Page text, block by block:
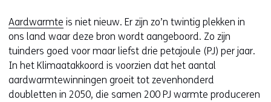
Aardwarmte is niet nieuw. Er zijn zo’n twintig plekken in
ons land waar deze bron wordt aangeboord. Zo zijn
tuinders goed voor maar liefst drie petajoule (PJ) per jaar.
In het Klimaatakkoord is voorzien dat het aantal
aardwarmtewinningen groeit tot zevenhonderd
doubletten in 2050, die samen 200 PJ warmte produceren